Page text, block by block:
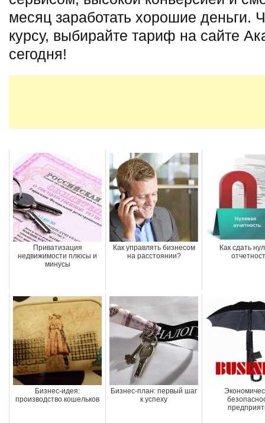
месяц заработать хорошие деньги.
курсу, выбирайте тариф на сайте
сегодня!
Приватизация
недвижимости плюсы и
минусы
Как управлять бизнесом
на расстоянии?
Как сдать
Бизнес-идея:
производство кошельков
Бизнес-план: первый шаг
к успеху